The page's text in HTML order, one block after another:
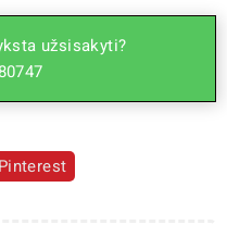
užsisakyti?
Pinterest